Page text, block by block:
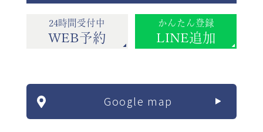
24時間受付中
WEB予約
かんたん登録
LINE追加
Google map